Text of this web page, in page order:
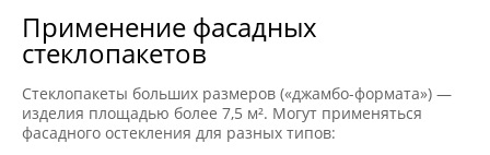
Применение фасадных
стеклопакетов
Стеклопакеты больших размеров («джамбо-формата») —
изделия площадью более 7,5 м². Могут применяться
фасадного остекления для разных типов: